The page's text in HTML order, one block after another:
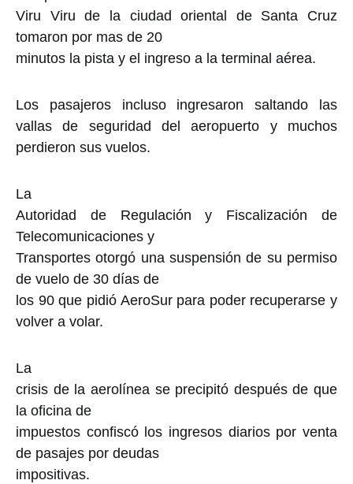
Viru Viru de la ciudad oriental de Santa Cruz
tomaron por mas de 20
minutos la pista y el ingreso a la terminal aérea.
Los pasajeros incluso ingresaron saltando las
vallas de seguridad del aeropuerto y muchos
perdieron sus vuelos.
La
Autoridad de Regulación y Fiscalización de
Telecomunicaciones y
Transportes otorgó una suspensión de su permiso
de vuelo de 30 días de
los 90 que pidió AeroSur para poder recuperarse y
volver a volar.
La
crisis de la aerolínea se precipitó después de que
la oficina de
impuestos confiscó los ingresos diarios por venta
de pasajes por deudas
impositivas.